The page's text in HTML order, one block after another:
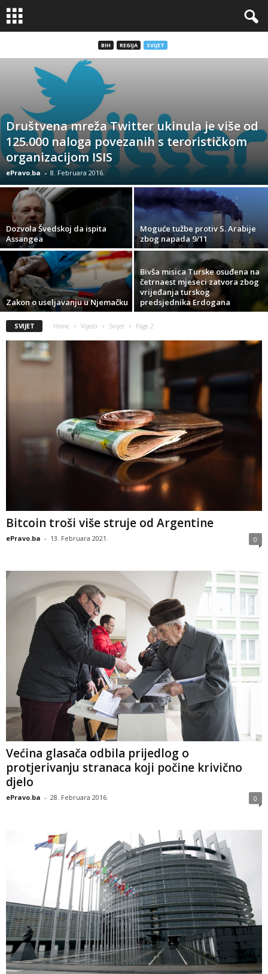
BIH REGIJA SVIJET
Društvena mreža Twitter ukinula je više od
125.000 naloga povezanih s terorističkom
organizacijom ISIS
ePravo.ba - 8. Februara 2016.
Dozvola Švedskoj da ispita
Assangea
Moguće tužbe protiv S. Arabije
zbog napada 9/11
Zakon o useljavanju u Njemačku
Bivša misica Turske osuđena na
četrnaest mjeseci zatvora zbog
vrijeđanja turskog
predsjednika Erdogana
SVIJET Home Vijesti Svijet Page 2
Bitcoin troši više struje od Argentine
ePravo.ba - 13. Februara 2021. 0
Većina glasača odbila prijedlog o
protjerivanju stranaca koji počine krivično
djelo
ePravo.ba - 28. Februara 2016. 0